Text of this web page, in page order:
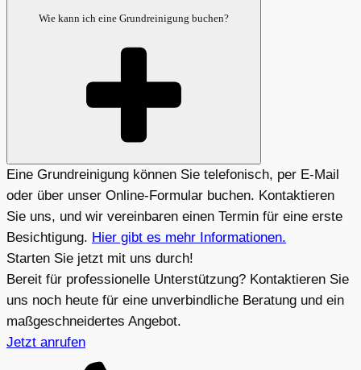
Wie kann ich eine Grundreinigung buchen?
Eine Grundreinigung können Sie telefonisch, per E-Mail
oder über unser Online-Formular buchen. Kontaktieren
Sie uns, und wir vereinbaren einen Termin für eine erste
Besichtigung. Hier gibt es mehr Informationen.
Starten Sie jetzt mit uns durch!
Bereit für professionelle Unterstützung? Kontaktieren Sie
uns noch heute für eine unverbindliche Beratung und ein
maßgeschneidertes Angebot.
Jetzt anrufen